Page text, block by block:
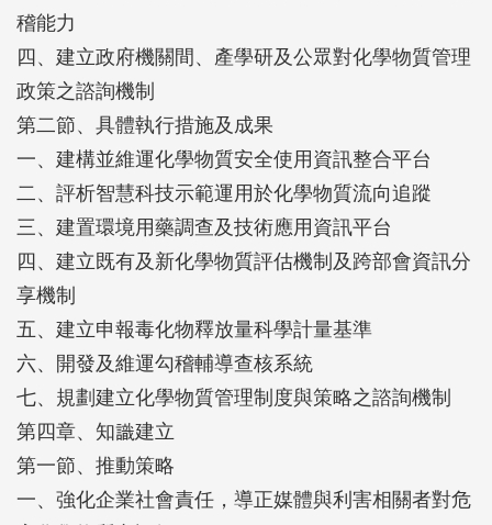
稽能力
四、建立政府機關間、產學研及公眾對化學物質管理
政策之諮詢機制
第二節、具體執行措施及成果
一、建構並維運化學物質安全使用資訊整合平台
二、評析智慧科技示範運用於化學物質流向追蹤
三、建置環境用藥調查及技術應用資訊平台
四、建立既有及新化學物質評估機制及跨部會資訊分
享機制
五、建立申報毒化物釋放量科學計量基準
六、開發及維運勾稽輔導查核系統
七、規劃建立化學物質管理制度與策略之諮詢機制
第四章、知識建立
第一節、推動策略
一、強化企業社會責任，導正媒體與利害相關者對危